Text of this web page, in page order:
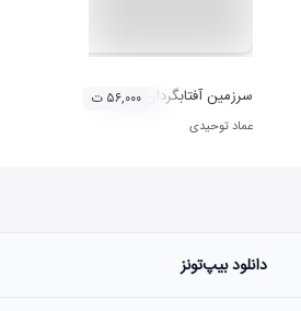
سرزمین آفتابگردان
عماد توحیدی‌
۵۶,۰۰۰ ت
دانلود بیپ‌تونز